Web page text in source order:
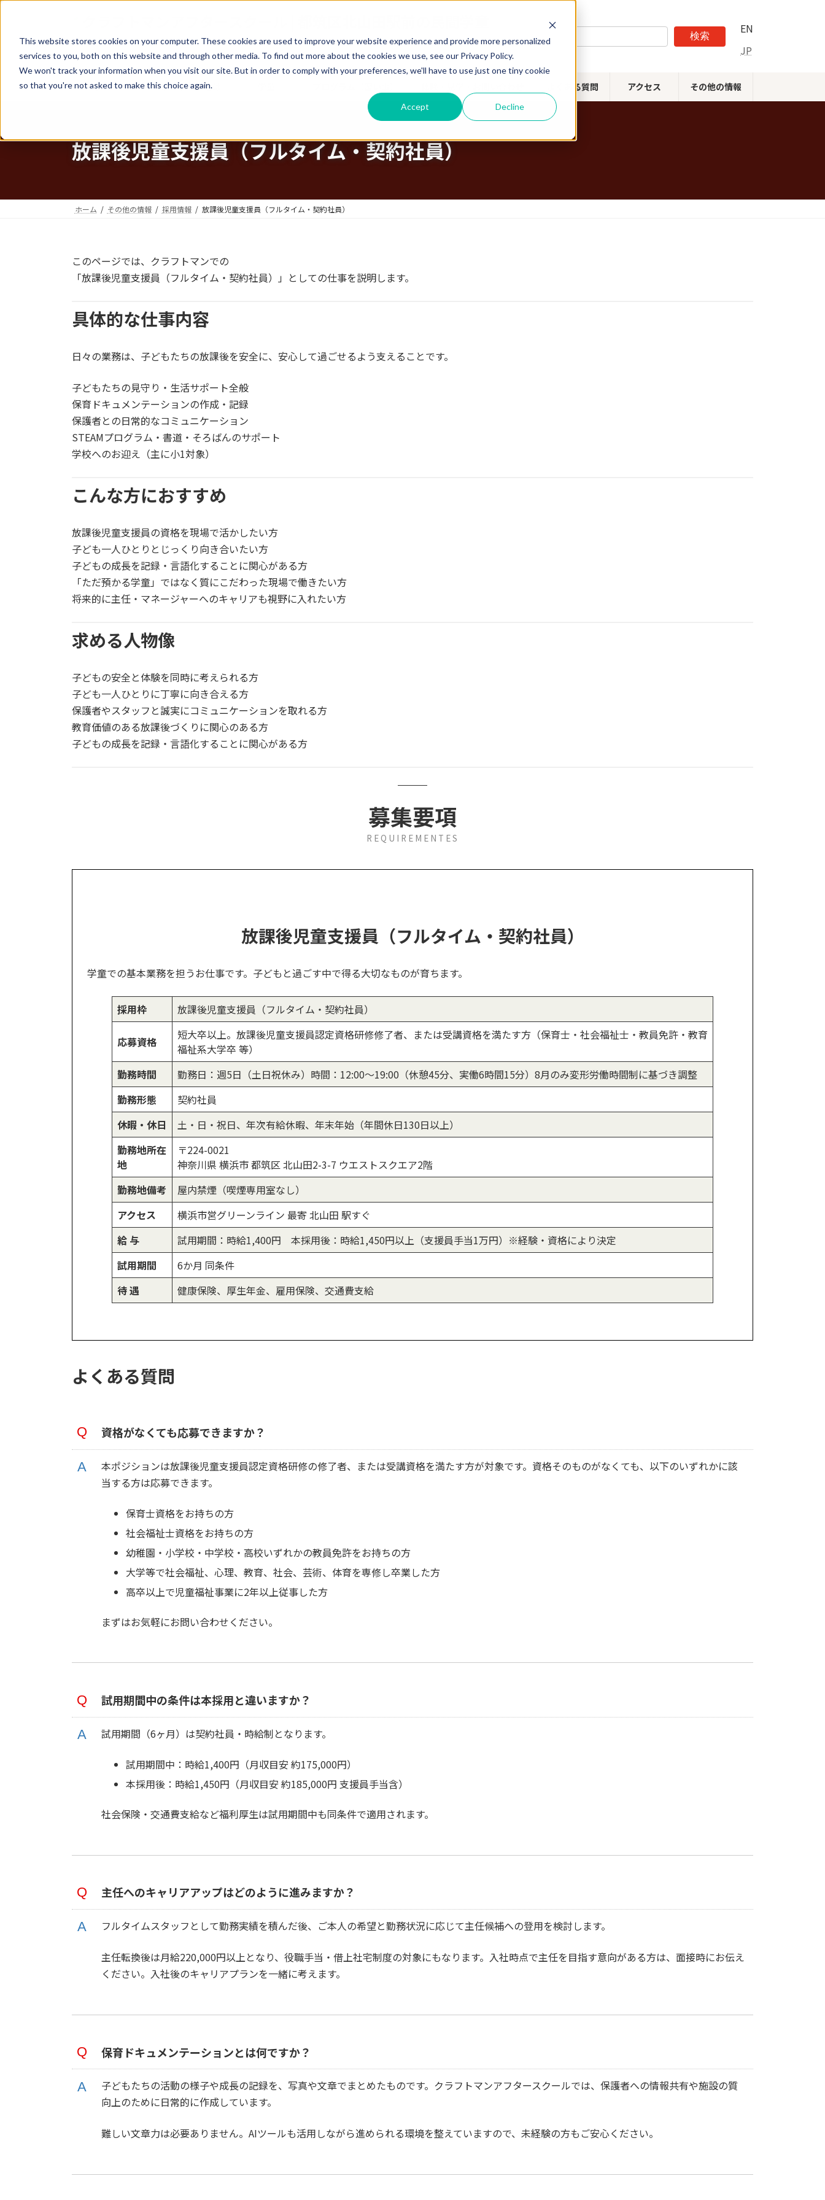
This website stores cookies on your computer. These cookies are used to improve your website experience and provide more personalized
services to you, both on this website and through other media. To find out more about the cookies we use, see our Privacy Policy.
We won't track your information when you visit our site. But in order to comply with your preferences, we'll have to use just one tiny cookie
so that you're not asked to make this choice again.
Accept Decline
コ
プ
ナ
動
検索
EN
JP
ホーム クラフトマンとは よくある質問 アクセス その他の情報
放課後児童支援員（フルタイム・契約社員）
ホーム その他の情報 採用情報 放課後児童支援員（フルタイム・契約社員）
このページでは、クラフトマンでの
「放課後児童支援員（フルタイム・契約社員）」としての仕事を説明します。
具体的な仕事内容
日々の業務は、子どもたちの放課後を安全に、安心して過ごせるよう支えることです。
子どもたちの見守り・生活サポート全般
保育ドキュメンテーションの作成・記録
保護者との日常的なコミュニケーション
STEAMプログラム・書道・そろばんのサポート
学校へのお迎え（主に小1対象）
こんな方におすすめ
放課後児童支援員の資格を現場で活かしたい方
子ども一人ひとりとじっくり向き合いたい方
子どもの成長を記録・言語化することに関心がある方
「ただ預かる学童」ではなく質にこだわった現場で働きたい方
将来的に主任・マネージャーへのキャリアも視野に入れたい方
求める人物像
子どもの安全と体験を同時に考えられる方
子ども一人ひとりに丁寧に向き合える方
保護者やスタッフと誠実にコミュニケーションを取れる方
教育価値のある放課後づくりに関心のある方
子どもの成長を記録・言語化することに関心がある方
募集要項
REQUIREMENTES
放課後児童支援員（フルタイム・契約社員）
学童での基本業務を担うお仕事です。子どもと過ごす中で得る大切なものが育ちます。
採用枠 放課後児童支援員（フルタイム・契約社員）
応募資格
短大卒以上。放課後児童支援員認定資格研修修了者、または受講資格を満たす方（保育士・社会福祉士・教員免許・教育
福祉系大学卒 等）
勤務時間
勤務日：週5日（土日祝休み）時間：12:00〜19:00（休憩45分、実働6時間15分）8月のみ変形労働時間制に基づき調整
勤務形態
契約社員
休暇・休日
土・日・祝日、年次有給休暇、年末年始（年間休日130日以上）
勤務地所在
地
〒224-0021
神奈川県 横浜市 都筑区 北山田2-3-7 ウエストスクエア2階
勤務地備考
屋内禁煙（喫煙専用室なし）
アクセス
横浜市営グリーンライン 最寄 北山田 駅すぐ
給 与
試用期間：時給1,400円 本採用後：時給1,450円以上（支援員手当1万円）※経験・資格により決定
試用期間
6か月 同条件
待 遇
健康保険、厚生年金、雇用保険、交通費支給
よくある質問
資格がなくても応募できますか？
本ポジションは放課後児童支援員認定資格研修の修了者、または受講資格を満たす方が対象です。資格そのものがなくても、以下のいずれかに該
当する方は応募できます。
保育士資格をお持ちの方
社会福祉士資格をお持ちの方
幼稚園・小学校・中学校・高校いずれかの教員免許をお持ちの方
大学等で社会福祉、心理、教育、社会、芸術、体育を専修し卒業した方
高卒以上で児童福祉事業に2年以上従事した方
まずはお気軽にお問い合わせください。
試用期間中の条件は本採用と違いますか？
試用期間（6ヶ月）は契約社員・時給制となります。
試用期間中：時給1,400円（月収目安 約175,000円）
本採用後：時給1,450円（月収目安 約185,000円 支援員手当含）
社会保険・交通費支給など福利厚生は試用期間中も同条件で適用されます。
主任へのキャリアアップはどのように進みますか？
フルタイムスタッフとして勤務実績を積んだ後、ご本人の希望と勤務状況に応じて主任候補への登用を検討します。
主任転換後は月給220,000円以上となり、役職手当・借上社宅制度の対象にもなります。入社時点で主任を目指す意向がある方は、面接時にお伝え
ください。入社後のキャリアプランを一緒に考えます。
保育ドキュメンテーションとは何ですか？
子どもたちの活動の様子や成長の記録を、写真や文章でまとめたものです。クラフトマンアフタースクールでは、保護者への情報共有や施設の質
向上のために日常的に作成しています。
難しい文章力は必要ありません。AIツールも活用しながら進められる環境を整えていますので、未経験の方もご安心ください。